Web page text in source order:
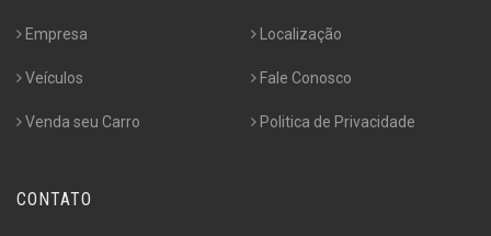
Empresa
Veículos
Venda seu Carro
Localização
Fale Conosco
Politica de Privacidade
CONTATO